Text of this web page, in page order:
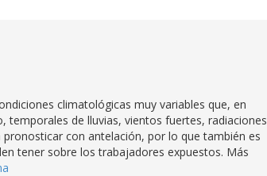
climatológicas muy variables que, en
de lluvias, vientos fuertes, radiaciones
con antelación, por lo que también es
tener sobre los trabajadores expuestos. Más